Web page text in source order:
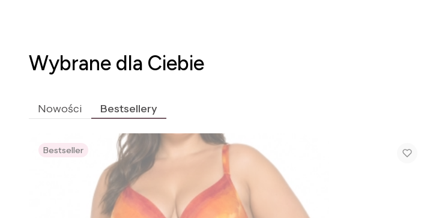
Wybrane dla Ciebie
Nowości Bestsellery
Bestseller